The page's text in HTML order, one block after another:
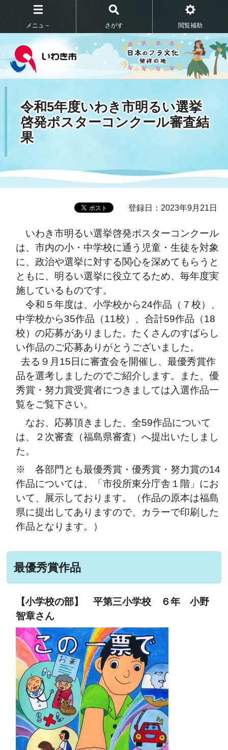
メニュ－ さがす 閲覧補助
令和5年度いわき市明るい選挙
啓発ポスターコンクール審査結
果
登録日：2023年9月21日
いわき市明るい選挙啓発ポスターコンクール
は、市内の小・中学校に通う児童・生徒を対象
に、政治や選挙に対する関心を深めてもらうと
ともに、明るい選挙に役立てるため、毎年度実
施しているものです。
令和５年度は、小学校から24作品（７校）、
中学校から35作品（11校）、合計59作品（18
校）の応募がありました。たくさんのすばらし
い作品のご応募ありがとうございました。
去る９月15日に審査会を開催し、最優秀賞作
品を選考しましたのでご紹介します。また、優
秀賞・努力賞受賞者につきましては入選作品一
覧をご覧下さい。
なお、応募頂きました、全59作品について
は、２次審査（福島県審査）へ提出いたしまし
た。
※ 各部門とも最優秀賞・優秀賞・努力賞の14
作品については、「市役所東分庁舎１階」にお
いて、 展示しております。（作品の原本は福島
県に提出してありますので、カラーで印刷した
作品となります。）
最優秀賞作品
【小学校の部】 平第三小学校 ６年 小野
智章さん